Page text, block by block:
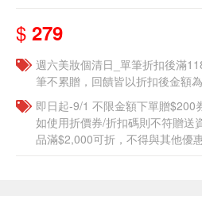
$ 279
週六美妝個清日_單筆折扣後滿
筆不累贈，回饋皆以折扣後金額
即日起-9/1 不限金額下單贈$200
如使用折價券/折扣碼則不符贈送
品滿$2,000可折，不得與其他優